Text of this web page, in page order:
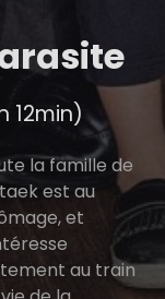
12min)
la famille de
est au
et
au train